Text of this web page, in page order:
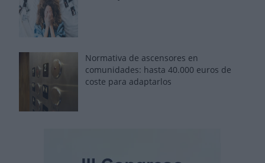
Normativa de ascensores en
comunidades: hasta 40.000 euros de
coste para adaptarlos